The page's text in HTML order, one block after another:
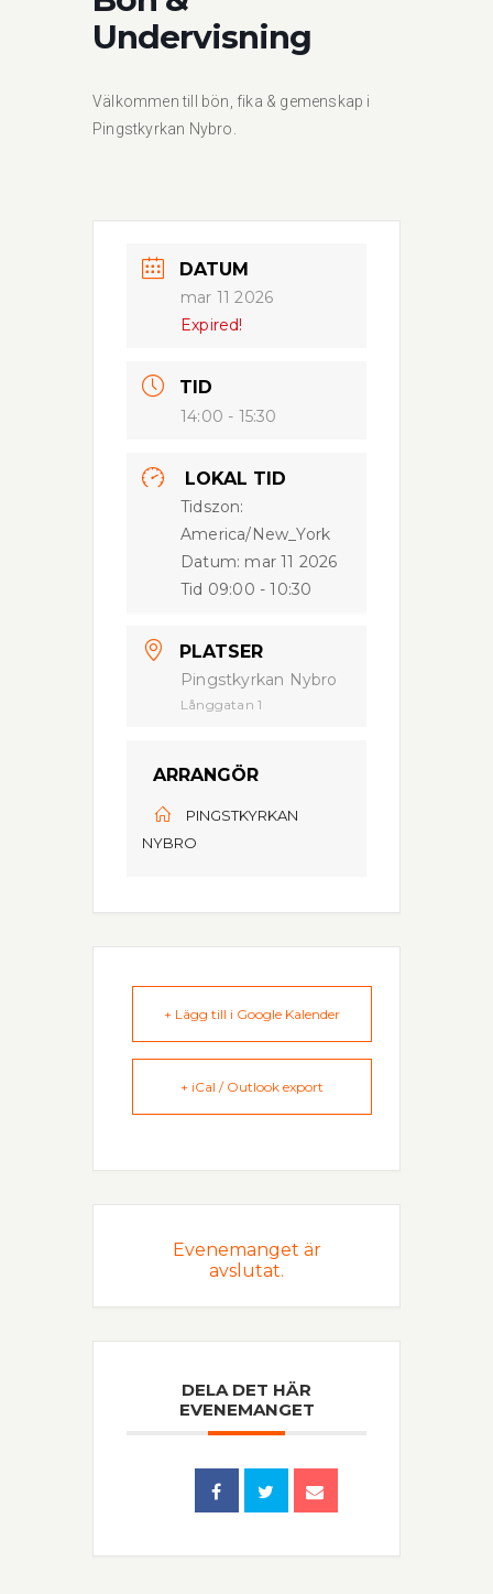
Undervisning
Välkommen till bön, fika & gemenskap i
Pingstkyrkan Nybro.
DATUM
mar 11 2026
Expired!
TID
14:00 - 15:30
LOKAL TID
Tidszon:
America/New_York
Datum: mar 11 2026
Tid 09:00 - 10:30
PLATSER
Pingstkyrkan Nybro
Långgatan 1
ARRANGÖR
PINGSTKYRKAN
NYBRO
+ Lägg till i Google Kalender
+ iCal / Outlook export
Evenemanget är
avslutat.
DELA DET HÄR
EVENEMANGET